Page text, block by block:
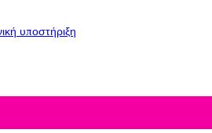
υποστήριξη